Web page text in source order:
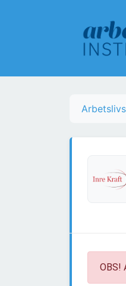
OBS!